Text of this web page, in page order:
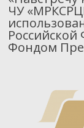
ЧУ
Фондом